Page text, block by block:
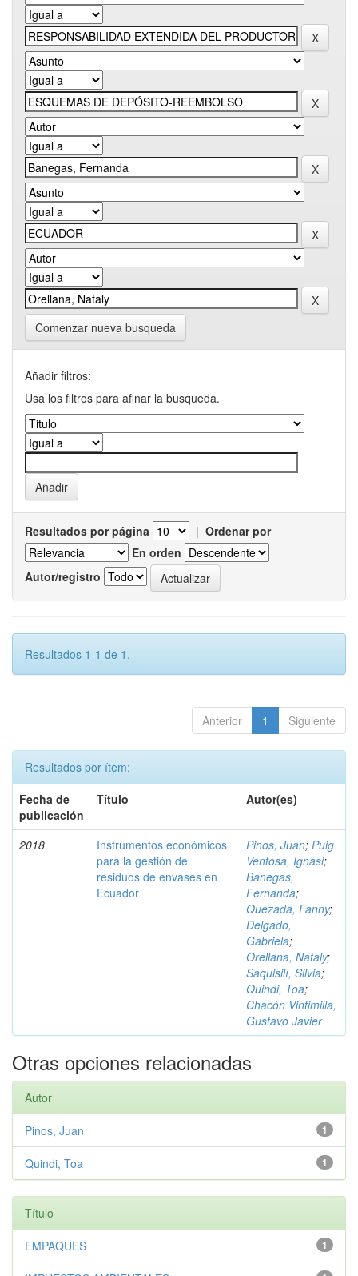
Comenzar nueva busqueda
Añadir filtros:
Usa los filtros para afinar la busqueda.
Resultados por página | Ordenar por
En orden
Autor/registro
Resultados 1-1 de 1.
Anterior 1 Siguiente
Resultados por ítem:
Fecha de
publicación
Título Autor(es)
2018
Instrumentos económicos
para la gestión de
residuos de envases en
Ecuador
Pinos, Juan; Puig
Ventosa, Ignasi;
Banegas,
Fernanda;
Quezada, Fanny;
Delgado,
Gabriela;
Orellana, Nataly;
Saquisilí, Silvia;
Quindi, Toa;
Chacón Vintimilla,
Gustavo Javier
Otras opciones relacionadas
Autor
1
Pinos, Juan
1
Quindi, Toa
Título
1
EMPAQUES